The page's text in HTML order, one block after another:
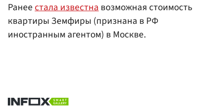
Ранеестала известнавозможная стоимость
квартиры Земфиры (признана в РФ
иностранным агентом) в Москве.